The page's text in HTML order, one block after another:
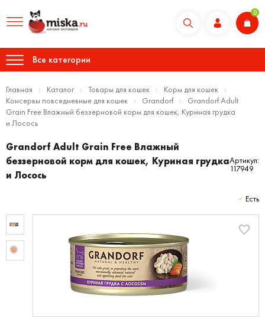
0
Все категории
Главная Каталог Товары для кошек
Корм для кошек
Консервы повседневные для кошек
Grandorf
Grandorf Adult
Grain Free Влажный беззерновой корм для кошек, Куриная грудка
и Лосось
Grandorf Adult Grain Free Влажный
беззерновой корм для кошек, Куриная грудка
и Лосось
Артикул:
117949
Есть